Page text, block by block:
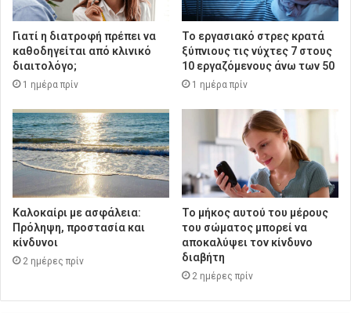
Γιατί η διατροφή πρέπει να
καθοδηγείται από κλινικό
διαιτολόγο;
1 ημέρα πρίν
Το εργασιακό στρες κρατά
ξύπνιους τις νύχτες 7 στους
10 εργαζόμενους άνω των 50
1 ημέρα πρίν
Καλοκαίρι με ασφάλεια:
Πρόληψη, προστασία και
κίνδυνοι
2 ημέρες πρίν
Το μήκος αυτού του μέρους
του σώματος μπορεί να
αποκαλύψει τον κίνδυνο
διαβήτη
2 ημέρες πρίν